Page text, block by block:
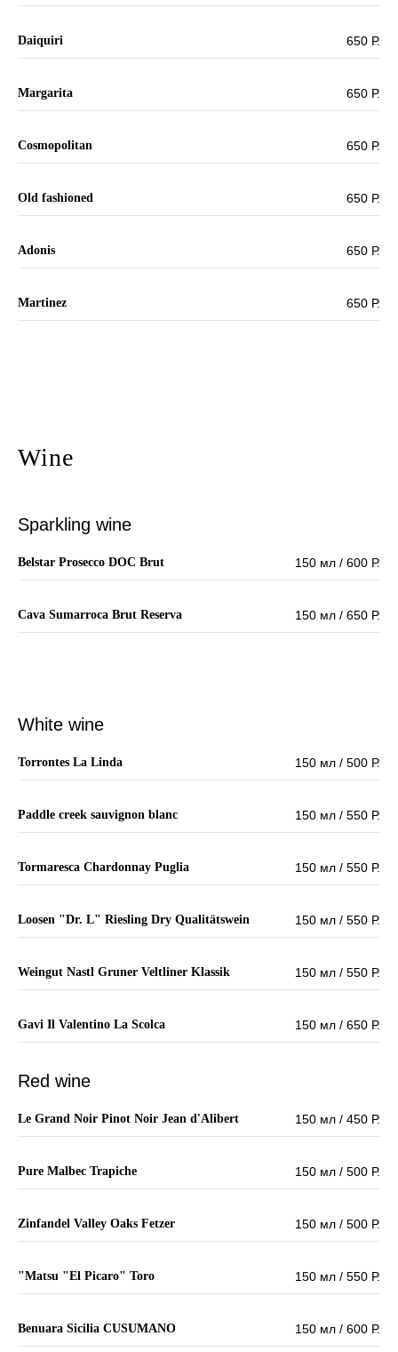
Daiquiri 650 Р.
Margarita 650 Р.
Cosmopolitan 650 Р.
Old fashioned 650 Р.
Adonis 650 Р.
Martinez 650 Р.
Wine
Sparkling wine
Belstar Prosecco DOC Brut 150 мл / 600 Р.
Cava Sumarroca Brut Reserva 150 мл / 650 Р.
White wine
Torrontes La Linda 150 мл / 500 Р.
Paddle creek sauvignon blanc 150 мл / 550 Р.
Tormaresca Chardonnay Puglia 150 мл / 550 Р.
Loosen "Dr. L" Riesling Dry Qualitätswein 150 мл / 550 Р.
Weingut Nastl Gruner Veltliner Klassik 150 мл / 550 Р.
Gavi Il Valentino La Scolca 150 мл / 650 Р.
Red wine
Le Grand Noir Pinot Noir Jean d'Alibert 150 мл / 450 Р.
Pure Malbec Trapiche 150 мл / 500 Р.
Zinfandel Valley Oaks Fetzer 150 мл / 500 Р.
"Matsu "El Picaro" Toro 150 мл / 550 Р.
Benuara Sicilia CUSUMANO 150 мл / 600 Р.